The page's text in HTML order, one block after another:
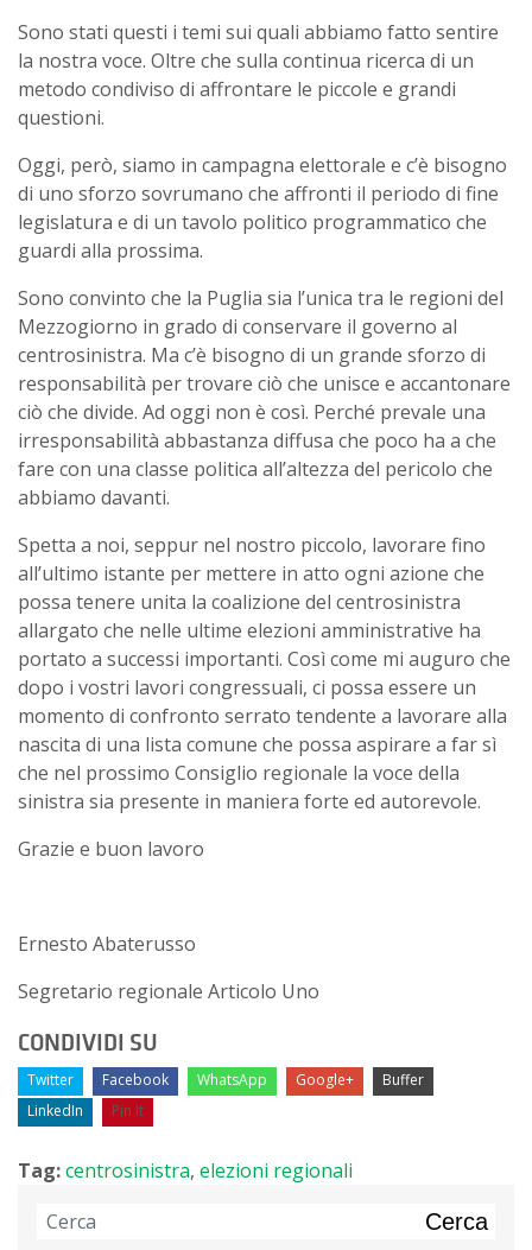
Sono stati questi i temi sui quali abbiamo fatto sentire
la nostra voce. Oltre che sulla continua ricerca di un
metodo condiviso di affrontare le piccole e grandi
questioni.
Oggi, però, siamo in campagna elettorale e c’è bisogno
di uno sforzo sovrumano che affronti il periodo di fine
legislatura e di un tavolo politico programmatico che
guardi alla prossima.
Sono convinto che la Puglia sia l’unica tra le regioni del
Mezzogiorno in grado di conservare il governo al
centrosinistra. Ma c’è bisogno di un grande sforzo di
responsabilità per trovare ciò che unisce e accantonare
ciò che divide. Ad oggi non è così. Perché prevale una
irresponsabilità abbastanza diffusa che poco ha a che
fare con una classe politica all’altezza del pericolo che
abbiamo davanti.
Spetta a noi, seppur nel nostro piccolo, lavorare fino
all’ultimo istante per mettere in atto ogni azione che
possa tenere unita la coalizione del centrosinistra
allargato che nelle ultime elezioni amministrative ha
portato a successi importanti. Così come mi auguro che
dopo i vostri lavori congressuali, ci possa essere un
momento di confronto serrato tendente a lavorare alla
nascita di una lista comune che possa aspirare a far sì
che nel prossimo Consiglio regionale la voce della
sinistra sia presente in maniera forte ed autorevole.
Grazie e buon lavoro
Ernesto Abaterusso
Segretario regionale Articolo Uno
CONDIVIDI SU
Twitter Facebook WhatsApp Google+
Buffer
LinkedIn
Pin It
Tag:centrosinistra, elezioni regionali
Cerca